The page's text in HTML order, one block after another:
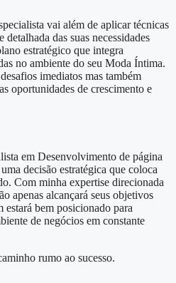
vai além de aplicar técnicas
das suas necessidades
estratégico que integra
no ambiente do seu Moda Íntima.
imediatos mas também
oportunidades de crescimento e
em Desenvolvimento de página
decisão estratégica que coloca
Com minha expertise direcionada
apenas alcançará seus objetivos
estará bem posicionado para
de negócios em constante
rumo ao sucesso.